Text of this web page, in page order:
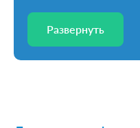
Развернуть